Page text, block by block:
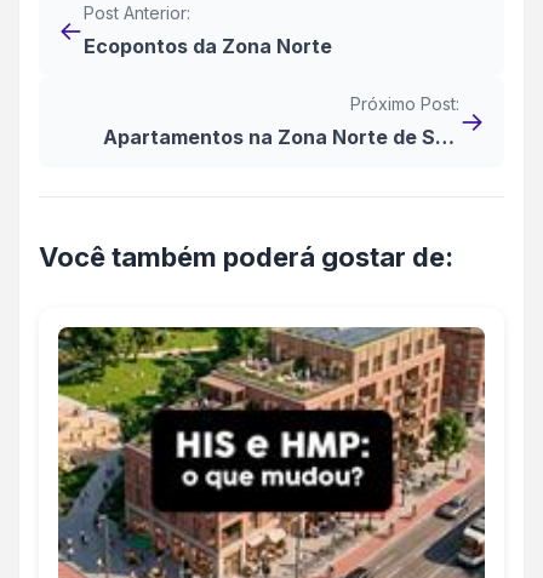
←
Post Anterior:
Ecopontos da Zona Norte
Próximo Post:
Apartamentos na Zona Norte de São →
Você também poderá gostar de: